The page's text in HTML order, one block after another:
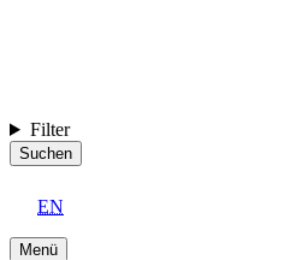
Filter
Suchen
EN
Menü